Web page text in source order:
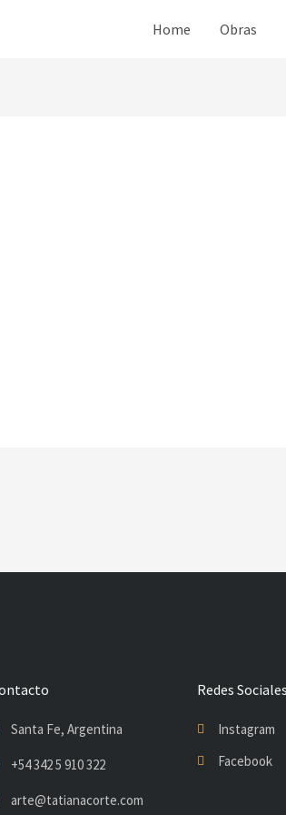
Home Obras
Santa Fe, Argentina
+54 342 5 910 322
arte@tatianacorte.com
Redes Sociales
Instagram
Facebook